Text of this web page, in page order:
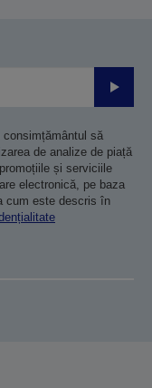
consimțământul să
de analize de piață
și serviciile
electronică, pe baza
cum este descris în